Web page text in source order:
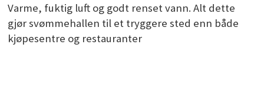
Varme, fuktig luft og godt renset vann. Alt dette
gjør svømmehallen til et tryggere sted enn både
kjøpesentre og restauranter